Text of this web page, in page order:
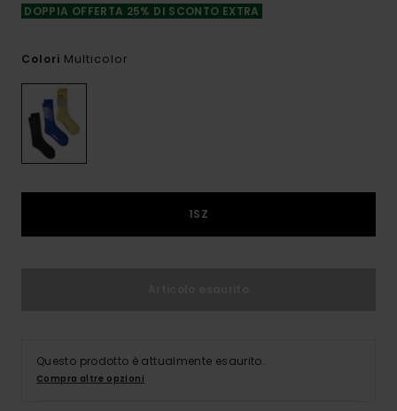
DOPPIA OFFERTA 25% DI SCONTO EXTRA
Colori Multicolor
1SZ
Questo prodotto è attualmente esaurito.
Compra altre opzioni